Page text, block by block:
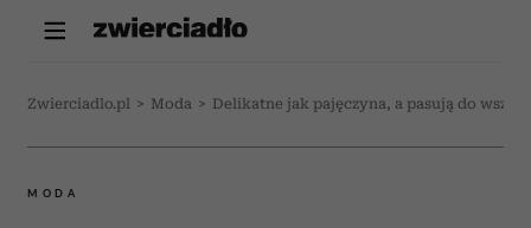
Zwierciadlo.pl > Moda > Delikatne jak pajęczyna, a pasują do
MODA